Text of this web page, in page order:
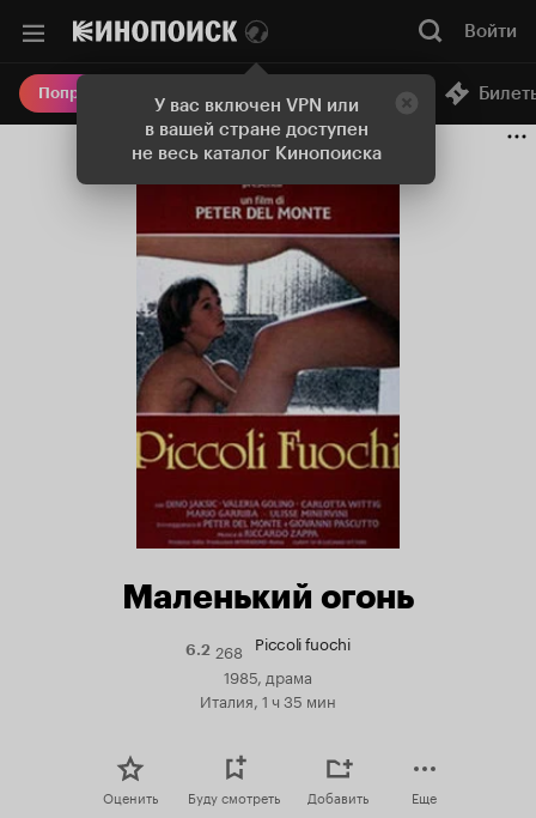
У вас включен VPN или
в вашей стране доступен
не весь каталог Кинопоиска
Войти
Попробовать Плюс Онлайн-кинотеатр
Маленький огонь
6.2Рейтинг
Кинопоиска
268 Piccoli fuochi
1985, драма
Италия, 1 ч 35 мин
Оценить Буду смотреть Добавить Еще